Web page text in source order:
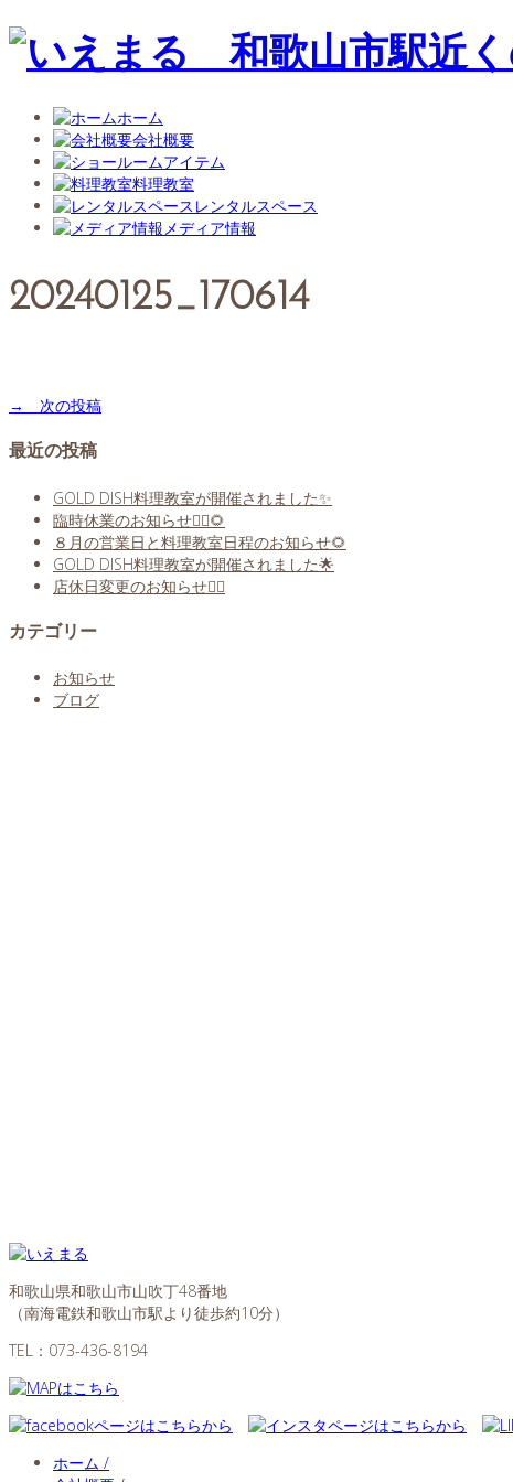
ホーム
会社概要
アイテム
料理教室
レンタルスペース
メディア情報
20240125_170614
→ 次の投稿
最近の投稿
GOLD DISH料理教室が開催されました✨
臨時休業のお知らせ🙇‍♀️🌻
８月の営業日と料理教室日程のお知らせ🌻
GOLD DISH料理教室が開催されました🌟
店休日変更のお知らせ🙇‍♀️
カテゴリー
お知らせ
ブログ
和歌山県和歌山市山吹丁48番地
（南海電鉄和歌山市駅より徒歩約10分）
TEL： 073-436-8194
ホーム /